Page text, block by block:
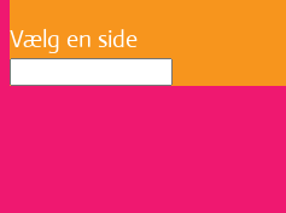
Vælg en side